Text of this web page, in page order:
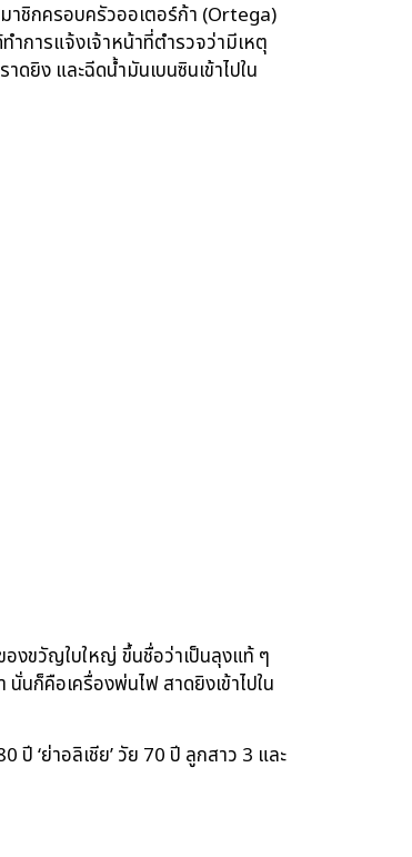
ชิกครอบครัวออเตอร์ก้า (Ortega)
การแจ้งเจ้าหน้าที่ตำรวจว่ามีเหตุ
ดยิง และฉีดน้ำมันเบนซินเข้าไปใน
งขวัญใบใหญ่ ขึ้นชื่อว่าเป็นลุงแท้ ๆ
ก็คือเครื่องพ่นไฟ สาดยิงเข้าไปใน
ปี ‘ย่าอลิเชีย’ วัย 70 ปี ลูกสาว 3 และ